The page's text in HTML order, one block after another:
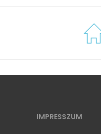
IMPRESSZUM